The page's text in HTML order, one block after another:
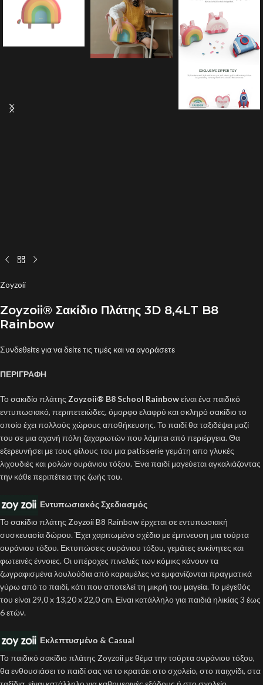
Zoyzoii
Zoyzoii® Σακίδιο Πλάτης 3D 8,4LT B8
Rainbow
Συνδεθείτε για να δείτε τις τιμές και να αγοράσετε
ΠΕΡΙΓΡΑΦΗ
Το σακιδίο πλάτης Zoyzoii® B8 School Rainbowείναι ένα παιδικό
εντυπωσιακό, περιπετειώδες, όμορφο ελαφρύ και σκληρό σακίδιο το
οποίο έχει πολλούς χώρους αποθήκευσης. Το παιδί θα ταξιδέψει μαζί
του σε μια αχανή πόλη ζαχαρωτών που λάμπει από περιέργεια. Θα
εξερευνήσει με τους φίλους του μια patisserie γεμάτη απο γλυκές
λιχουδιές και ρολών ουράνιου τόξου. Ένα παιδί μαγεύεται αγκαλιάζοντας
την κάθε περιπέτεια της ζωής του.
Εντυπωσιακός Σχεδιασμός
Το σακίδιο πλάτης Zoyzoii B8 Rainbow έρχεται σε εντυπωσιακή
συσκευασία δώρου. Έχει χαριτωμένο σχέδιο με έμπνευση μια τούρτα
ουράνιου τόξου. Εκτυπώσεις ουράνιου τόξου, γεμάτες ευκίνητες και
φωτεινές έννοιες. Οι υπέροχες πινελιές των κόμικς κάνουν τα
ζωγραφισμένα λουλούδια από καραμέλες να εμφανίζονται πραγματικά
γύρω από το παιδί, κάτι που αποτελεί τη μικρή του μαγεία. Το μέγεθός
του είναι 29,0 x 13,20 x 22,0 cm. Είναι κατάλληλο για παιδιά ηλικίας 3 έως
6 ετών.
Εκλεπτυσμένο & Casual
Το παιδικό σακίδιο πλάτης Zoyzoii με θέμα την τούρτα ουράνιου τόξου,
θα ενθουσιάσει το παιδί σας να το κρατάει στο σχολείο, στο παιχνίδι, στα